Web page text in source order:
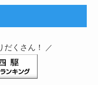
だくさん！ ／